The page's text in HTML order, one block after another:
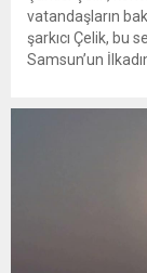
vatandaşların
şarkıcı Çelik, bu
Samsun’un